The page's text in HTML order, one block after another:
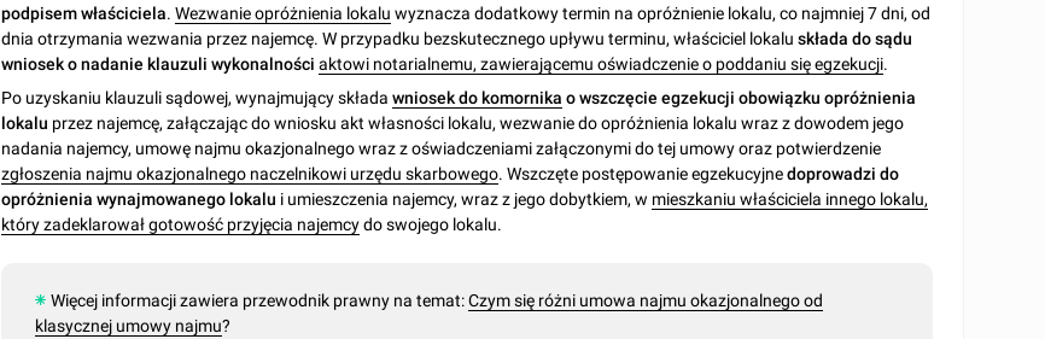
podpisemwłaściciela.Wezwanie opróżnienia lokalu wyznacza dodatkowy termin na opróżnienie lokalu, co najmniej 7 dni, od
dnia otrzymania wezwania przez najemcę. W przypadku bezskutecznego upływu terminu, właściciel lokaluskłada do sądu
wniosek o nadanie klauzuli wykonalnościaktowi notarialnemu, zawierającemu oświadczenie o poddaniu się egzekucji.
Po uzyskaniu klauzuli sądowej, wynajmujący składawniosek do komornika o wszczęcie egzekucji obowiązku opróżnienia
lokalu przez najemcę, załączając do wniosku akt własności lokalu, wezwanie do opróżnienia lokalu wraz z dowodem jego
nadania najemcy, umowę najmu okazjonalnego wraz z oświadczeniami załączonymi do tej umowy oraz potwierdzenie
zgłoszenia najmu okazjonalnego naczelnikowi urzędu skarbowego. Wszczęte postępowanie egzekucyjnedoprowadzi do
opróżnienia wynajmowanego lokalu i umieszczenia najemcy, wraz z jego dobytkiem, w mieszkaniu właściciela innego lokalu,
który zadeklarował gotowość przyjęcia najemcydo swojego lokalu.
Więcej informacji zawiera przewodnik prawny na temat:Czym się różni umowa najmu okazjonalnego od
klasycznej umowy najmu?